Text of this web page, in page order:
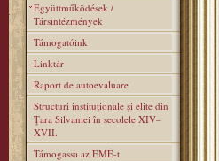
Együttműködések /
Társintézmények
Támogatóink
Linktár
Raport de autoevaluare
Structuri instituţionale şi elite din
Ţara Silvaniei în secolele XIV–
XVII.
Támogassa az EMÉ-t